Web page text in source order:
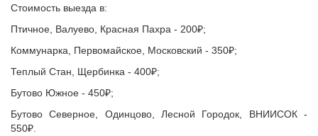
Стоимость выезда в:
Птичное, Валуево, Красная Пахра - 200₽;
Коммунарка, Первомайское, Московский - 350₽;
Теплый Стан, Щербинка - 400₽;
Бутово Южное - 450₽;
Бутово Северное, Одинцово, Лесной Городок, ВНИИСОК -
550₽.